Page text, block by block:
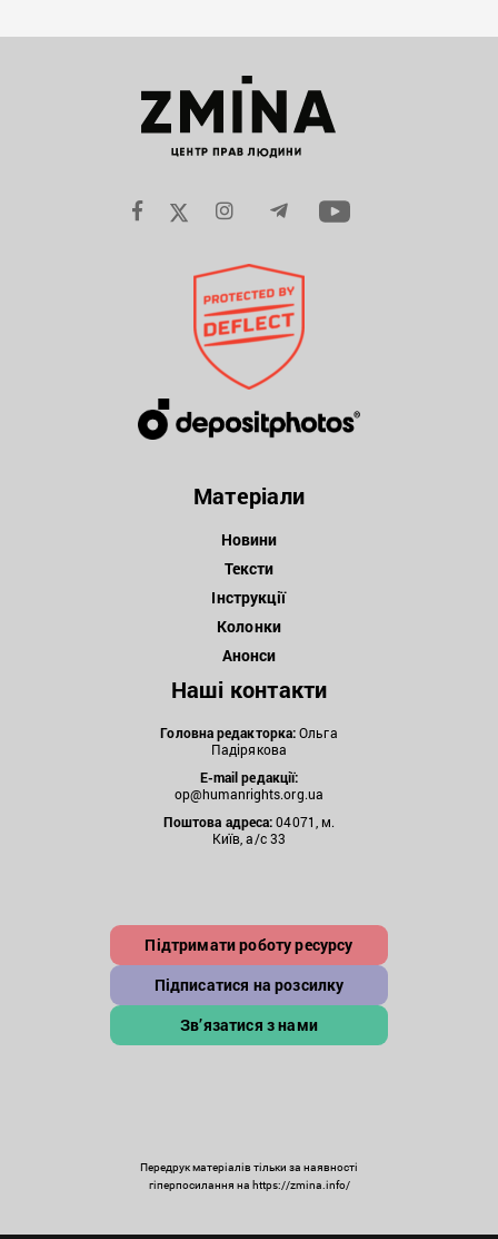
Матеріали
Новини
Тексти
Інструкції
Колонки
Анонси
Наші контакти
Головна редакторка:Ольга
Падірякова
E-mail редакції:
op@humanrights.org.ua
Поштова адреса:04071, м.
Київ, а/с 33
Підтримати роботу ресурсу
Підписатися на розсилку
Зв’язатися з нами
Передрук матеріалів тільки за наявності
гіперпосилання на https://zmina.info/